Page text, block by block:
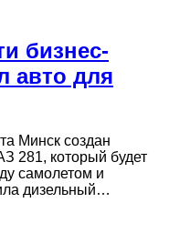
бизнес-
авто для
Минск создан
281, который будет
самолетом и
дизельный…